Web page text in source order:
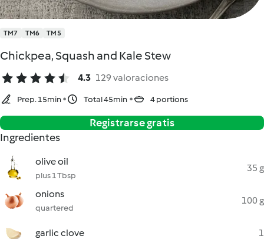
TM7 TM6 TM5
Chickpea, Squash and Kale Stew
4.3 129 valoraciones
Prep. 15min Total 45min 4 portions
Registrarse gratis
Ingredientes
olive oil
plus 1 Tbsp
35 g
onions
quartered
100 g
garlic clove 1